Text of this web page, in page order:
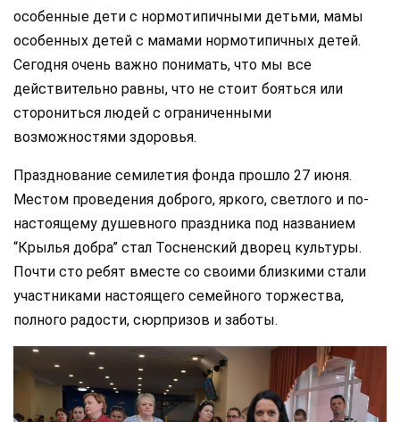
особенные дети с нормотипичными детьми, мамы
особенных детей с мамами нормотипичных детей.
Сегодня очень важно понимать, что мы все
действительно равны, что не стоит бояться или
сторониться людей с ограниченными
возможностями здоровья.
Празднование семилетия фонда прошло 27 июня.
Местом проведения доброго, яркого, светлого и по-
настоящему душевного праздника под названием
“Крылья добра” стал Тосненский дворец культуры.
Почти сто ребят вместе со своими близкими стали
участниками настоящего семейного торжества,
полного радости, сюрпризов и заботы.